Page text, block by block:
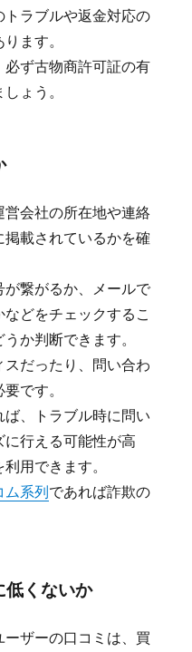
ラブルや返金対応の
ます。
ず古物商許可証の有
ょう。
会社の所在地や連絡
載されているかを確
繋がるか、メールで
どをチェックするこ
か判断できます。
だったり、問い合わ
です。
、トラブル時に問い
行える可能性が高
用できます。
ム系列であれば詐欺の
低くないか
ザーの口コミは、買